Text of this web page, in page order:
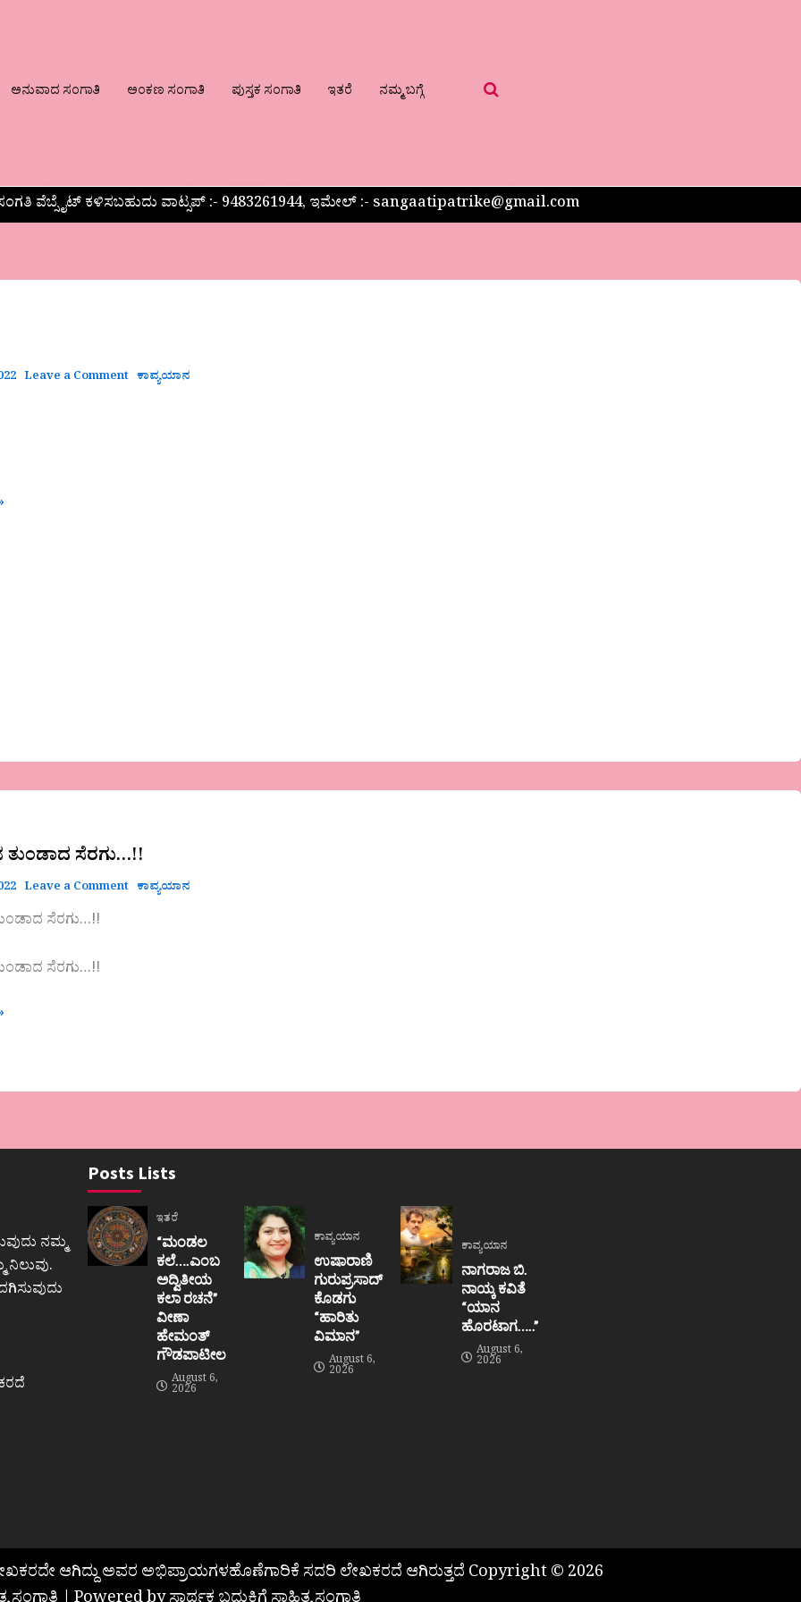
ಅನುವಾದ ಸಂಗಾತಿ ಅಂಕಣ ಸಂಗಾತಿ ಪುಸ್ತಕ ಸಂಗಾತಿ ಇತರೆ ನಮ್ಮ ಬಗ್ಗೆ
ವೆಬ್ಸೈಟ್ ಕಳಿಸಬಹುದು ವಾಟ್ಸಪ್‌ :- 9483261944, ಇಮೇಲ್ :- sangaatipatrike@gmail.com
Leave a Comment ಕಾವ್ಯಯಾನ
ತುಂಡಾದ ಸೆರಗು…!!
Leave a Comment ಕಾವ್ಯಯಾನ
ಸೆರಗು…!!
ಸೆರಗು…!!
ನಮ್ಮ
ನಿಲುವು.
Posts Lists
ಇತರೆ
“ಮಂಡಲ
ಕಲೆ….ಎಂಬ
ಅದ್ವಿತೀಯ
ಕಲಾ ರಚನೆ”‌
ವೀಣಾ
ಹೇಮಂತ್‌
ಗೌಡಪಾಟೀಲ
August 6,
2026
ಕಾವ್ಯಯಾನ
ಉಷಾರಾಣಿ
ಗುರುಪ್ರಸಾದ್
ಕೊಡಗು
“ಹಾರಿತು
ವಿಮಾನ”
August 6,
2026
ಕಾವ್ಯಯಾನ
ನಾಗರಾಜ ಬಿ.
ನಾಯ್ಕ ಕವಿತೆ
“ಯಾನ
ಹೊರಟಾಗ…..”
August 6,
2026
ಆಗಿದ್ದು ಅವರ ಅಭಿಪ್ರಾಯಗಳಹೊಣೆಗಾರಿಕೆ ಸದರಿ ಲೇಖಕರದೆ ಆಗಿರುತ್ತದೆ Copyright © 2026